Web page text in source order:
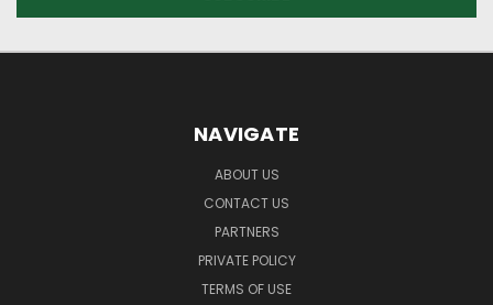
NAVIGATE
ABOUT US
CONTACT US
PARTNERS
PRIVATE POLICY
TERMS OF USE